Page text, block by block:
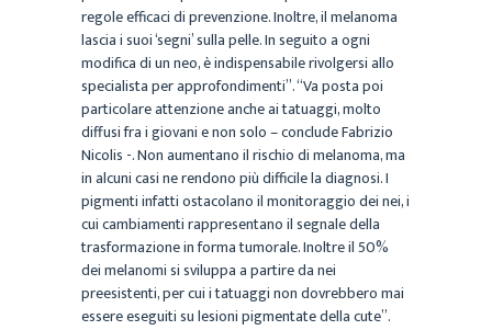
regole efficaci di prevenzione. Inoltre, il melanoma
lascia i suoi ‘segni’ sulla pelle. In seguito a ogni
modifica di un neo, è indispensabile rivolgersi allo
specialista per approfondimenti”. “Va posta poi
particolare attenzione anche ai tatuaggi, molto
diffusi fra i giovani e non solo – conclude Fabrizio
Nicolis -. Non aumentano il rischio di melanoma, ma
in alcuni casi ne rendono più difficile la diagnosi. I
pigmenti infatti ostacolano il monitoraggio dei nei, i
cui cambiamenti rappresentano il segnale della
trasformazione in forma tumorale. Inoltre il 50%
dei melanomi si sviluppa a partire da nei
preesistenti, per cui i tatuaggi non dovrebbero mai
essere eseguiti su lesioni pigmentate della cute”.